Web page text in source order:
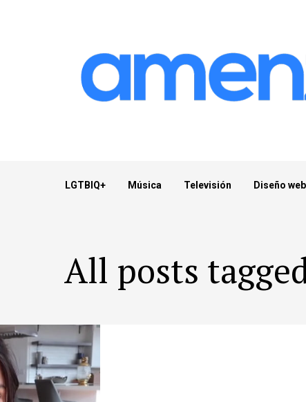
LGTBIQ+ Música Televisión Diseño web
All posts